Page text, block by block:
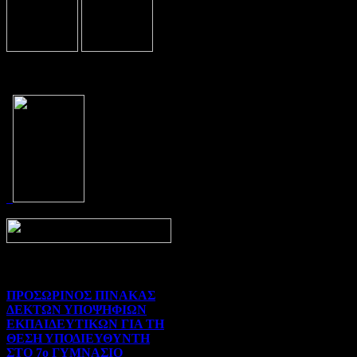
ΠΡΟΣΩΡΙΝΟΣ ΠΙΝΑΚΑΣ
ΔΕΚΤΩΝ ΥΠΟΨΗΦΙΩΝ
ΕΚΠΑΙΔΕΥΤΙΚΩΝ ΓΙΑ ΤΗ
ΘΕΣΗ ΥΠΟΔΙΕΥΘΥΝΤΗ
ΣΤΟ 7ο ΓΥΜΝΑΣΙΟ